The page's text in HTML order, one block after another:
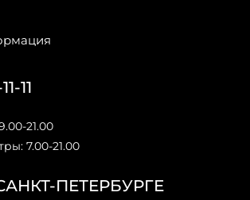
ПЕТЕРБУРГЕ
11
21.00
7.00-21.00